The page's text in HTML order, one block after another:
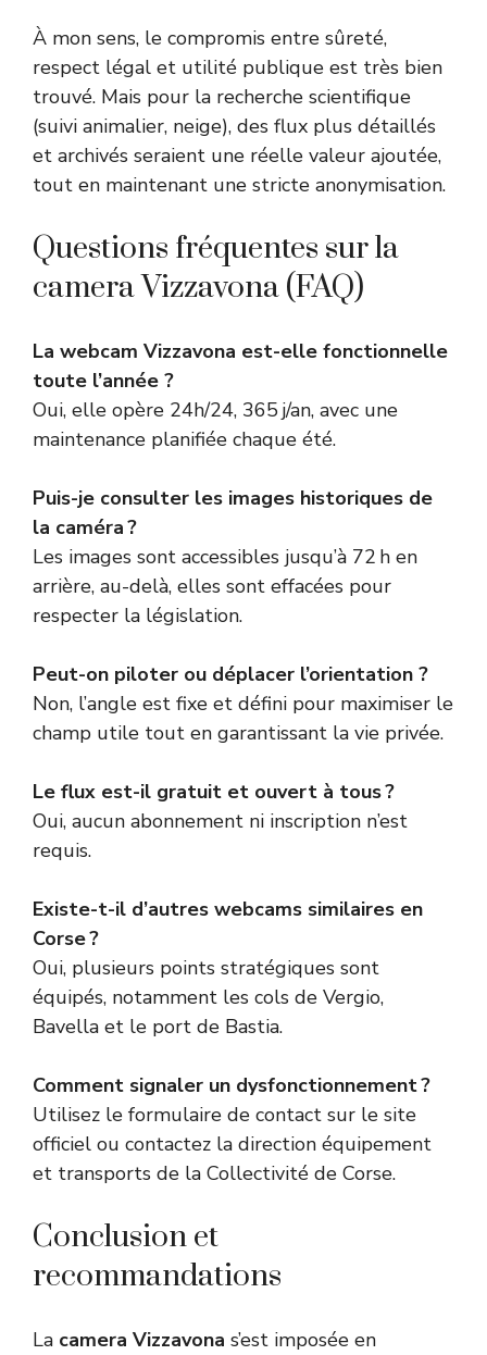
À mon sens, le compromis entre sûreté,
respect légal et utilité publique est très bien
trouvé. Mais pour la recherche scientifique
(suivi animalier, neige), des flux plus détaillés
et archivés seraient une réelle valeur ajoutée,
tout en maintenant une stricte anonymisation.
Questions fréquentes sur la
camera Vizzavona (FAQ)
La webcam Vizzavona est-elle fonctionnelle
toute l’année ?
Oui, elle opère 24h/24, 365 j/an, avec une
maintenance planifiée chaque été.
Puis-je consulter les images historiques de
la caméra ?
Les images sont accessibles jusqu’à 72 h en
arrière, au-delà, elles sont effacées pour
respecter la législation.
Peut-on piloter ou déplacer l’orientation ?
Non, l’angle est fixe et défini pour maximiser le
champ utile tout en garantissant la vie privée.
Le flux est-il gratuit et ouvert à tous ?
Oui, aucun abonnement ni inscription n’est
requis.
Existe-t-il d’autres webcams similaires en
Corse ?
Oui, plusieurs points stratégiques sont
équipés, notamment les cols de Vergio,
Bavella et le port de Bastia.
Comment signaler un dysfonctionnement ?
Utilisez le formulaire de contact sur le site
officiel ou contactez la direction équipement
et transports de la Collectivité de Corse.
Conclusion et
recommandations
La camera Vizzavona s’est imposée en